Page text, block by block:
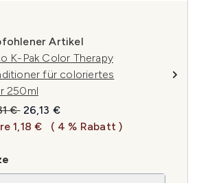
Artikel
K-Pak Color Therapy
für coloriertes
250ml
Preisempfehlung:
€ Aktueller Preis:
26,13 €
1,18 €
( 4 % Rabatt )